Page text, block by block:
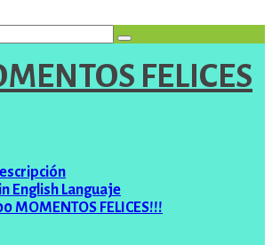
English Languaje
MOMENTOS FELICES!!!